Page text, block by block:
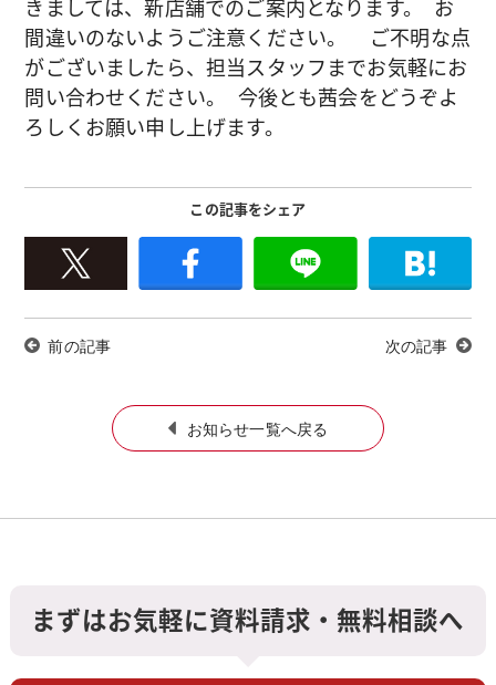
きましては、新店舗でのご案内となります。
お
間違いのないようご注意ください。
ご不明な点
がございましたら、担当スタッフまでお気軽にお
問い合わせください。
今後とも茜会をどうぞよ
ろしくお願い申し上げます。
この記事をシェア
前の記事
お知らせ一覧へ戻る
次の記事
まずはお気軽に資料請求・無料相談へ